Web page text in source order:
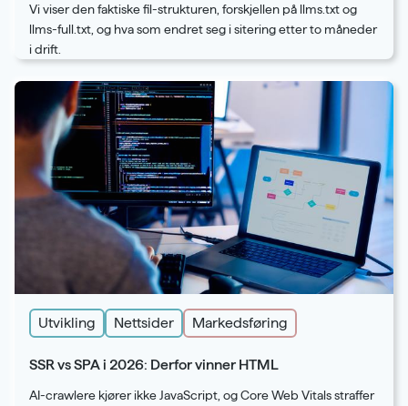
Vi viser den faktiske fil-strukturen, forskjellen på llms.txt og
llms-full.txt, og hva som endret seg i sitering etter to måneder
i drift.
Utvikling Nettsider Markedsføring
SSR vs SPA i 2026: Derfor vinner HTML
AI-crawlere kjører ikke JavaScript, og Core Web Vitals straffer